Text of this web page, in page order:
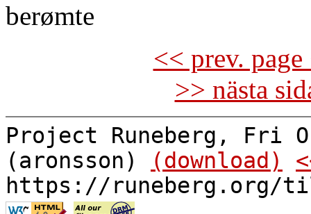
berømte
<< prev.
>> nästa
Project Runeberg, Fri
(aronsson)
(download)
https://runeberg.org/